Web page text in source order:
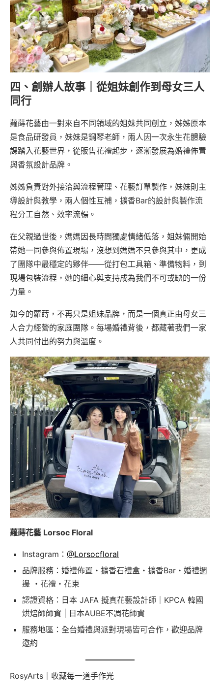
四、創辦人故事｜從姐妹創作到母女三人
同行
蘿蒔花藝由一對來自不同領域的姐妹共同創立，姊姊原本
是食品研發員，妹妹是鋼琴老師，兩人因一次永生花體驗
課踏入花藝世界，從販售花禮起步，逐漸發展為婚禮佈置
與香氛設計品牌。
姊姊負責對外接洽與流程管理、花藝訂單製作，妹妹則主
導設計與教學，兩人個性互補，擴香Bar的設計與製作流
程分工自然、效率流暢。
在父親過世後，媽媽因長時間獨處情緒低落，姐妹倆開始
帶她一同參與佈置現場，沒想到媽媽不只參與其中，更成
了團隊中最穩定的夥伴——從打包工具箱、準備物料，到
現場包裝流程，她的細心與支持成為我們不可或缺的一份
力量。
如今的蘿蒔，不再只是姐妹品牌，而是一個真正由母女三
人合力經營的家庭團隊。每場婚禮背後，都藏著我們一家
人共同付出的努力與溫度。
蘿蒔花藝 Lorsoc Floral
Instagram： @Lorsocfloral
品牌服務：婚禮佈置・擴香石禮盒・擴香Bar・婚禮週
邊 ・花禮・花束
認證資格：日本 JAFA 擬真花藝設計師｜KPCA 韓國
烘焙師師資 | 日本AUBE不凋花師資
服務地區：全台婚禮與派對現場皆可合作，歡迎品牌
邀約
RosyArts｜收藏每一道手作光